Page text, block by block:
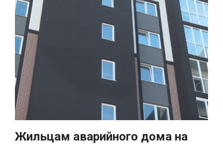
Жильцам аварийного дома на